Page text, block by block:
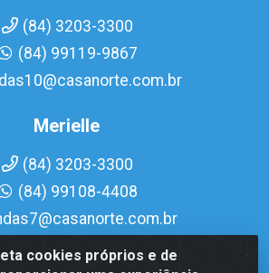
cookies próprios e de
(84) 3203-3300
(84) 99119-9867
Merielle
(84) 3203-3300
(84) 99108-4408
- Av. Interventor Mário Câmara, 1815 -